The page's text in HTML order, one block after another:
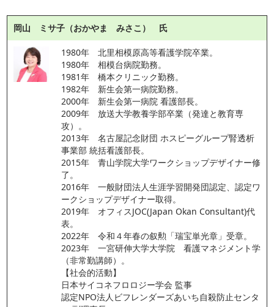
岡山 ミサ子（おかやま みさこ） 氏
1980年　北里相模原高等看護学院卒業。
1980年　相模台病院勤務。
1981年　橋本クリニック勤務。
1982年　新生会第一病院勤務。
2000年　新生会第一病院 看護部長。
2009年　放送大学教養学部卒業（発達と教育専
攻）。
2013年　名古屋記念財団 ホスピーグループ腎透析
事業部 統括看護部長。
2015年　青山学院大学ワークショップデザイナー修
了。
2016年　一般財団法人生涯学習開発団認定、認定ワ
ークショップデザイナー取得。
2019年　オフィスJOC(Japan Okan Consultant)代
表。
2022年　令和４年春の叙勲「瑞宝単光章」受章。
2023年　一宮研伸大学大学院　看護マネジメント学
（非常勤講師）。
【社会的活動】
日本サイコネフロロジー学会 監事
認定NPO法人ビフレンダーズあいち自殺防止センタ